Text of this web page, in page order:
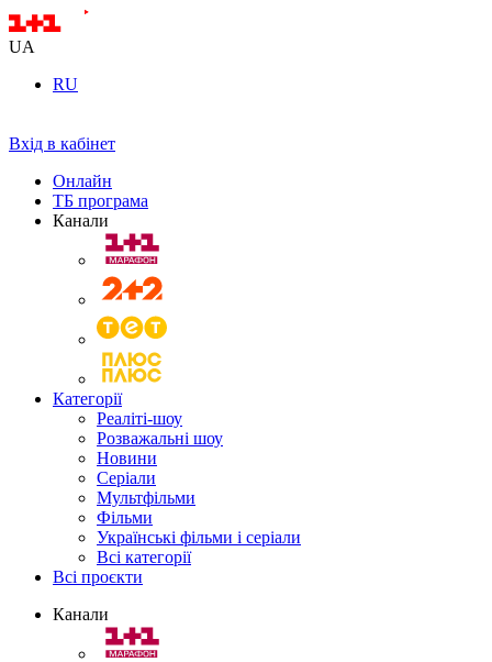
UA
RU
Вхід в кабінет
Онлайн
ТБ програма
Канали
Категорії
Реаліті-шоу
Розважальні шоу
Новини
Серіали
Мультфільми
Фільми
Українські фільми і серіали
Всі категорії
Всі проєкти
Канали